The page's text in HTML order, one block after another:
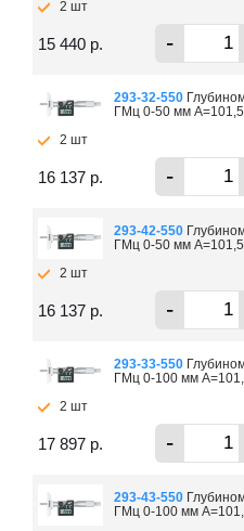
2 шт
15 440 р. -
293-32-550
ГМц 0-50 мм
2 шт
16 137 р. -
293-42-550
ГМц 0-50 мм
2 шт
16 137 р. -
293-33-550
ГМц 0-100 мм
2 шт
17 897 р. -
293-43-550
ГМц 0-100 мм